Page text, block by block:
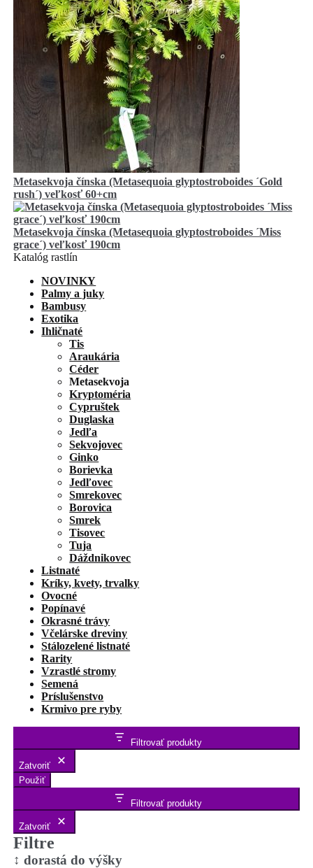
Metasekvoja čínska (Metasequoia glyptostroboides ´Gold
rush´) veľkosť 60+cm
Metasekvoja čínska (Metasequoia glyptostroboides ´Miss
grace´) veľkosť 190cm
Katalóg rastlín
NOVINKY
Palmy a juky
Bambusy
Exotika
Ihličnaté
Tis
Araukária
Céder
Metasekvoja
Kryptoméria
Cypruštek
Duglaska
Jedľa
Sekvojovec
Ginko
Borievka
Jedľovec
Smrekovec
Borovica
Smrek
Tisovec
Tuja
Dáždnikovec
Listnaté
Kríky, kvety, trvalky
Ovocné
Popínavé
Okrasné trávy
Včelárske dreviny
Stálozelené listnaté
Rarity
Vzrastlé stromy
Semená
Príslušenstvo
Krmivo pre ryby
Filtrovať produkty
Zatvoriť
Použiť
Filtrovať produkty
Zatvoriť
Filtre
↕️ dorastá do výšky